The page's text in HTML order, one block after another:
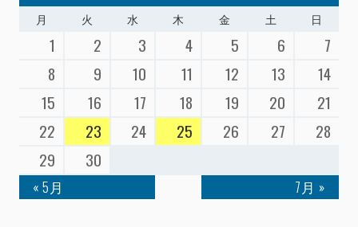
月 火 水 木 金 土 日
1 2 3 4 5 6
7
8
9 10 11 12 13
14
15
16 17 18 19 20
21
22
23 24 25 26 27
28
29
30
« 5月 7月 »